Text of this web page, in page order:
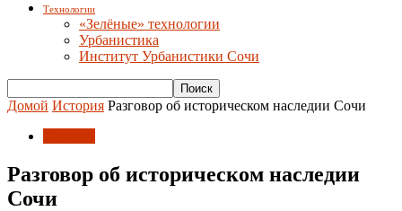
Технологии
«Зелёные» технологии
Урбанистика
Институт Урбанистики Сочи
Домой История Разговор об историческом наследии Сочи
Разговор об историческом наследии
Сочи